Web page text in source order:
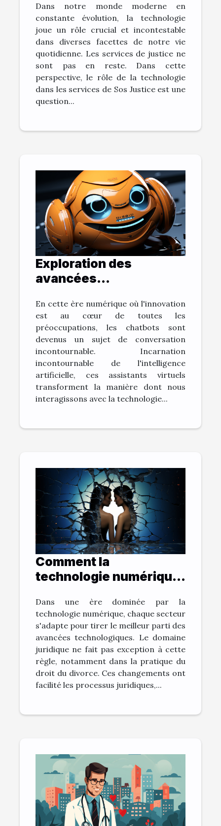
Dans notre monde moderne en
constante évolution, la technologie
joue un rôle crucial et incontestable
dans diverses facettes de notre vie
quotidienne. Les services de justice ne
sont pas en reste. Dans cette
perspective, le rôle de la technologie
dans les services de Sos Justice est une
question...
Exploration des
avancées
L'évolution des
chatbots
En cette ère numérique où l'innovation
est au cœur de toutes les
préoccupations, les chatbots sont
devenus un sujet de conversation
incontournable. Incarnation
incontournable de l'intelligence
artificielle, ces assistants virtuels
transforment la manière dont nous
interagissons avec la technologie...
Comment la
technologie numérique
droit du divorce
Dans une ère dominée par la
technologie numérique, chaque secteur
s'adapte pour tirer le meilleur parti des
avancées technologiques. Le domaine
juridique ne fait pas exception à cette
règle, notamment dans la pratique du
droit du divorce. Ces changements ont
facilité les processus juridiques,...